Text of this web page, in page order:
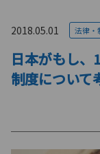
2018.05.01 法律・
日本がもし、
制度について